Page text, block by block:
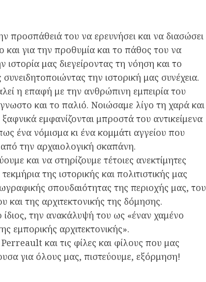
προσπάθειά του να ερευνήσει και να διασώσει
και για την προθυμία και το πάθος του να
ιστορία μας διεγείροντας τη νόηση και το
την ιστορική μας συνέχεια.
η επαφή με την ανθρώπινη εμπειρία του
και το παλιό. Νοιώσαμε λίγο τη χαρά και
εμφανίζονται μπροστά του αντικείμενα
ένα νόμισμα κι ένα κομμάτι αγγείου που
την αρχαιολογική σκαπάνη.
και να στηρίζουμε τέτοιες ανεκτίμητες
της ιστορικής και πολιτιστικής μας
σπουδαιότητας της περιοχής μας, του
και της αρχιτεκτονικής της δόμησης.
την ανακάλυψή του ως «έναν χαμένο
εμπορικής αρχιτεκτονικής».
και τις φίλες και φίλους που μας
για όλους μας, πιστεύουμε, εξόρμηση!